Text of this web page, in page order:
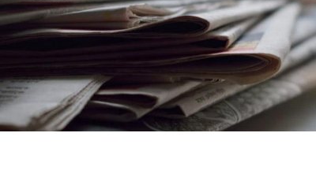
自1988年成立以来，公司一直致力于传动领域轴承及其相
及工业应用领域卓有声誉。公司主要生产滚针轴承、单向离
家世界500强企业以及全球诸多著名公司配套。
滚针轴承 单向离合器
精密机加工零件
滚针轴承数据库
自1988年成立以来，公司一直致力于传动领域轴承及其相
及工业应用领域卓有声誉。公司主要生产滚针轴承、单向离
家世界500强企业以及全球诸多著名公司配套。
人才发展 人才招聘
自1988年成立以来，公司一直致力于传动领域轴承及其相
及工业应用领域卓有声誉。公司主要生产滚针轴承、单向离
家世界500强企业以及全球诸多著名公司配套。
企业新闻 行业新闻
查看更多